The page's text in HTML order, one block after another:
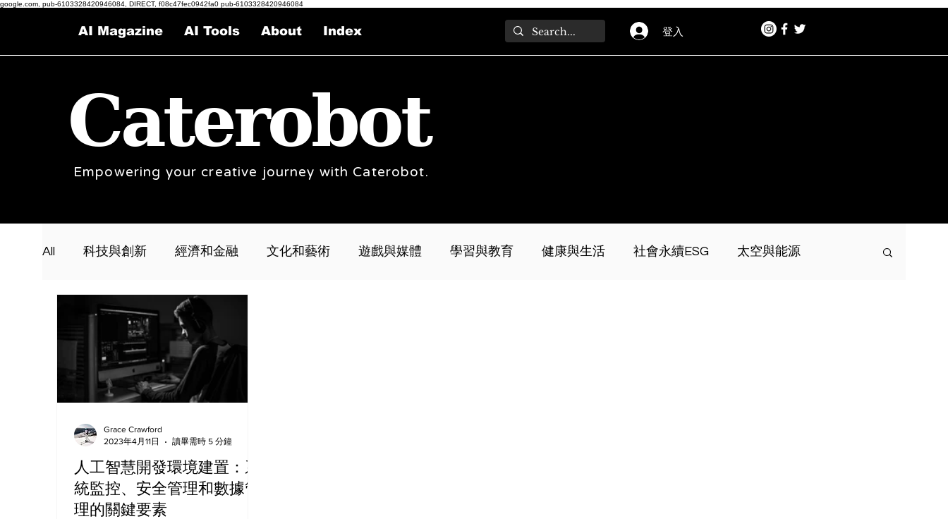
google.com, pub-6103328420946084, DIRECT, f08c47fec0942fa0 pub-6103328420946084
AI Magazine AI Tools About Index 登入
Caterobot
Empowering your creative journey with Caterobot.
All 科技與創新 經濟和金融 文化和藝術 遊戲與媒體 學習與教育 健康與生活 社會永續ESG 太空與能源
人工智慧開發環境建置：系
統監控、安全管理和數據管
理的關鍵要素
Grace Crawford
2023年4月11日
讀畢需時 5 分鐘